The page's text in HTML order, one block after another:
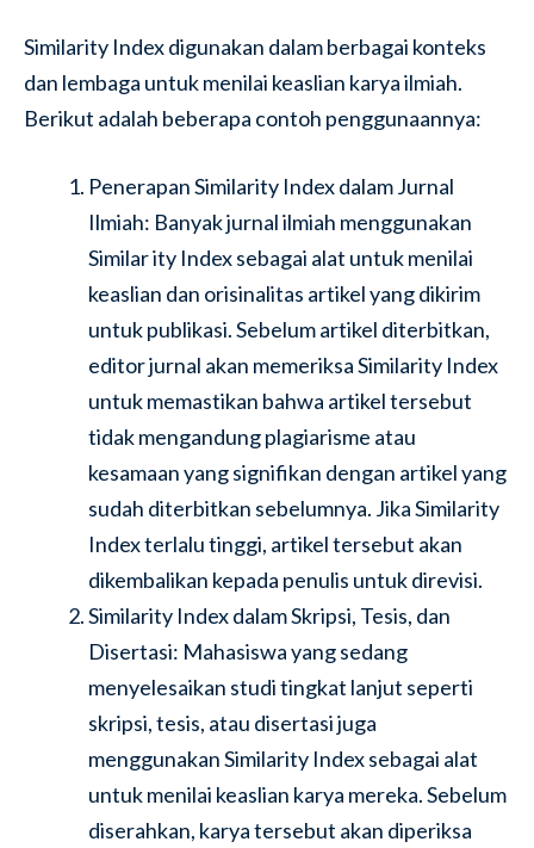
Similarity Index digunakan dalam berbagai konteks
dan lembaga untuk menilai keaslian karya ilmiah.
Berikut adalah beberapa contoh penggunaannya:
Penerapan Similarity Index dalam Jurnal
Ilmiah: Banyak jurnal ilmiah menggunakan
Similar ity Index sebagai alat untuk menilai
keaslian dan orisinalitas artikel yang dikirim
untuk publikasi. Sebelum artikel diterbitkan,
editor jurnal akan memeriksa Similarity Index
untuk memastikan bahwa artikel tersebut
tidak mengandung plagiarisme atau
kesamaan yang signifikan dengan artikel yang
sudah diterbitkan sebelumnya. Jika Similarity
Index terlalu tinggi, artikel tersebut akan
dikembalikan kepada penulis untuk direvisi.
Similarity Index dalam Skripsi, Tesis, dan
Disertasi: Mahasiswa yang sedang
menyelesaikan studi tingkat lanjut seperti
skripsi, tesis, atau disertasi juga
menggunakan Similarity Index sebagai alat
untuk menilai keaslian karya mereka. Sebelum
diserahkan, karya tersebut akan diperiksa